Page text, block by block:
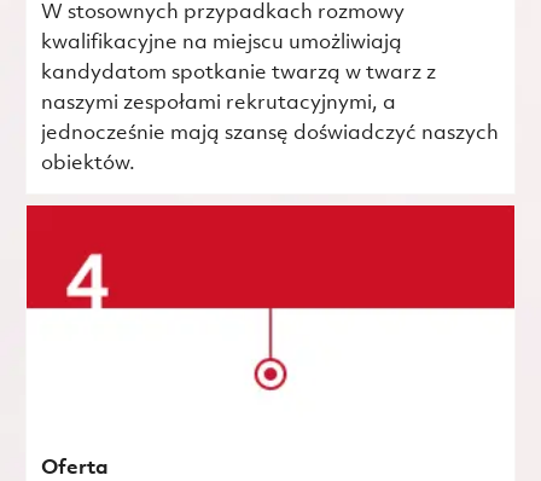
W stosownych przypadkach rozmowy
kwalifikacyjne na miejscu umożliwiają
kandydatom spotkanie twarzą w twarz z
naszymi zespołami rekrutacyjnymi, a
jednocześnie mają szansę doświadczyć naszych
obiektów.
Oferta